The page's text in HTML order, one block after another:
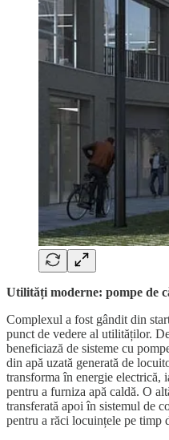
Utilități moderne: pompe de
Complexul a fost gândit din
punct de vedere al utilităților.
beneficiază de sisteme cu
din apă uzată generată de
transforma în energie electrică,
pentru a furniza apă caldă. O
transferată apoi în sistemul de
pentru a răci locuințele pe timp